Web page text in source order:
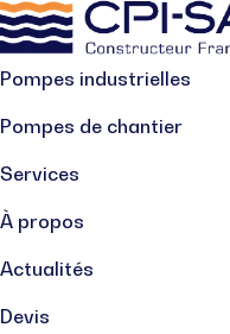
Pompes industrielles
Pompes de chantier
Services
À propos
Actualités
Devis